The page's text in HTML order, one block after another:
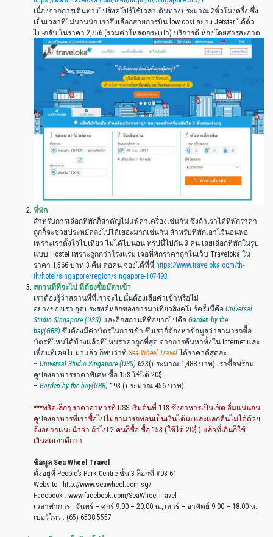
เนื่องจากการเดินทางไปสิงคโปร์ใช้เวลาเดินทางประมาณ 2ชั่วโมงครึ่ง ซึ่ง
เป็นเวลาที่ไม่นานนัก เราจึงเลือกสายการบิน low cost อย่าง Jetstar ได้ตั๋ว
ไป-กลับ ในราคา 2,756 (รวมค่าโหลดกระเป๋า) บริการดี ห้องโดยสารสะอาด
ที่พัก
สำหรับการเลือกที่พักก็สำคัญไม่แพ้ค่าเครื่องเช่นกัน ซึ่งถ้าเราได้ที่พักราคา
ถูกก็จะช่วยประหยัดลงไปได้เยอะมากเช่นกัน สำหรับที่พักเอาไว้นอนพอ
เพราะเราตั้งใจไปเที่ยว ไม่ได้ไปนอน ทริปนี้ไปกัน 3 คน เลยเลือกที่พักในรูป
แบบ Hostel เพราะถูกกว่าโรงแรม เจอที่พักราคาถูกในเว็บ Traveloka ใน
ราคา 1,566 บาท 3 คืน ต่อคน จองได้ที่นี่ https://www.traveloka.com/th-
th/hotel/singapore/region/singapore-107493
สถานที่ที่จะไป ที่ต้องซื้อบัตรเข้า
เราต้องรู้ว่าสถานที่ที่เราจะไปนั้นต้องเสียค่าเข้าหรือไม่
อย่างของเรา จุดประสงค์หลักของการมาเที่ยวสิงคโปร์ครั้งนี้คือ Universal
Studio Singapore (USS) และอีกสถานที่ที่อยากไปคือ Garden by the
bay(GBB) ซึ่งต้องมีค่าบัตรในการเข้า ซึ่งเราก็ต้องหาข้อมูลว่าสามารถซื้อ
บัตรที่ไหนได้บ้างแล้วที่ไหนราคาถูกที่สุด จากการค้นหาทั้งใน Internet และ
เพื่อนที่เคยไปมาแล้ว ก็พบว่าที่ Sea Wheel Travel ได้ราคาดีสุดละ
– Universal Studio Singapore (USS) 62$(ประมาณ 1,488 บาท) เราซื้อพร้อม
คูปองอาหารราคาพิเศษ ซื้อ 15$ ใช้ได้ 20$
– Garden by the bay(GBB) 19$ (ประมาณ 456 บาท)
***ทริคเล็กๆ ราคาอาหารที่ USS เริ่มต้นที่ 11$ ซึ่งอาหารเป็นเซ็ต อิ่มแน่นอน
คูปองอาหารที่เราซื้อไปไม่สามารถทอนเป็นเงินได้นะและแลกคืนไม่ได้ด้วย
จึงอยากแนะนำว่า ถ้าไป 2 คนก็ซื้อ ซื้อ 15$ (ใช้ได้ 20$ ) แล้วที่เกินก็ใช้
เงินสดเอาดีกว่า
ข้อมูล Sea Wheel Travel
ตั้งอยู่ที่ People’s Park Centre ชั้น 3 ล็อกที่ #03-61
Website : http://www.seawheel.com.sg/
Facebook : www.facebook.com/SeaWheelTravel
เวลาทำการ : จันทร์ – ศุกร์ 9.00 – 20.00 น., เสาร์ – อาทิตย์ 9.00 – 18.00 น.
เบอร์โทร : (65) 6538 5557